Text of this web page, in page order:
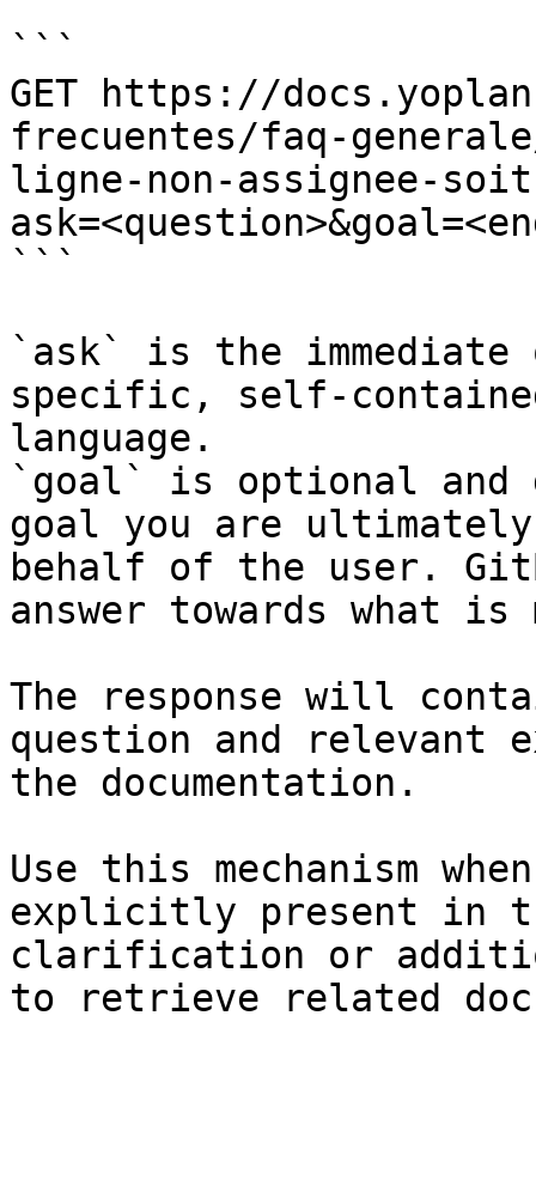
```
GET https://
frecuentes/faq-
ligne-non-assignee-
```
`ask` is the
specific, self-
language.
`goal` is optional and
goal you are
behalf of the user.
answer towards what
The response will
question and relevant
the documentation.
Use this mechanism
explicitly present in
clarification or